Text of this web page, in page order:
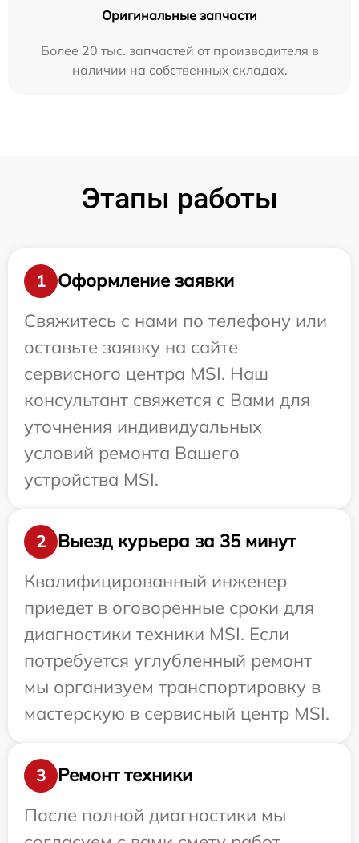
Оригинальные запчасти
Более 20 тыс. запчастей от производителя в
наличии на собственных складах.
Этапы работы
1
Оформление заявки
Свяжитесь с нами по телефону или
оставьте заявку на сайте
сервисного центра MSI. Наш
консультант свяжется с Вами для
уточнения индивидуальных
условий ремонта Вашего
устройства MSI.
2
Выезд курьера за 35 минут
Квалифицированный инженер
приедет в оговоренные сроки для
диагностики техники MSI. Если
потребуется углубленный ремонт
мы организуем транспортировку в
мастерскую в сервисный центр MSI.
3
Ремонт техники
После полной диагностики мы